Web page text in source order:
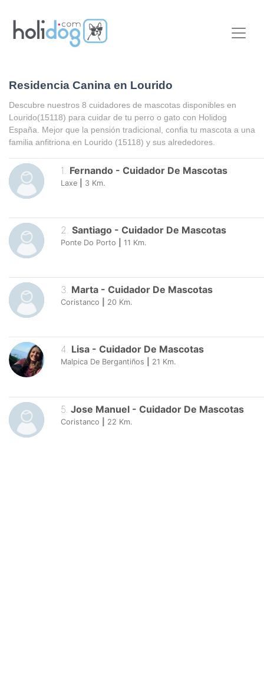
Residencia Canina en Lourido
Descubre nuestros 8 cuidadores de mascotas disponibles en
Lourido(15118) para cuidar de tu perro o gato con Holidog
España. Mejor que la pensión tradicional, confia tu mascota a una
familia anfitriona en Lourido (15118) y sus alrededores.
1 Fernando - Cuidador De Mascotas
Laxe 3 Km.
2. Santiago - Cuidador De Mascotas
Ponte Do Porto 11 Km.
3. Marta - Cuidador De Mascotas
Coristanco 20 Km.
4. Lisa - Cuidador De Mascotas
Malpica De Bergantiños 21 Km.
5 Jose Manuel - Cuidador De Mascotas
Coristanco 22 Km.